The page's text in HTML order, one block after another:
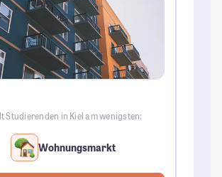
Studierenden in Kiel am wenigsten:
Wohnungsmarkt